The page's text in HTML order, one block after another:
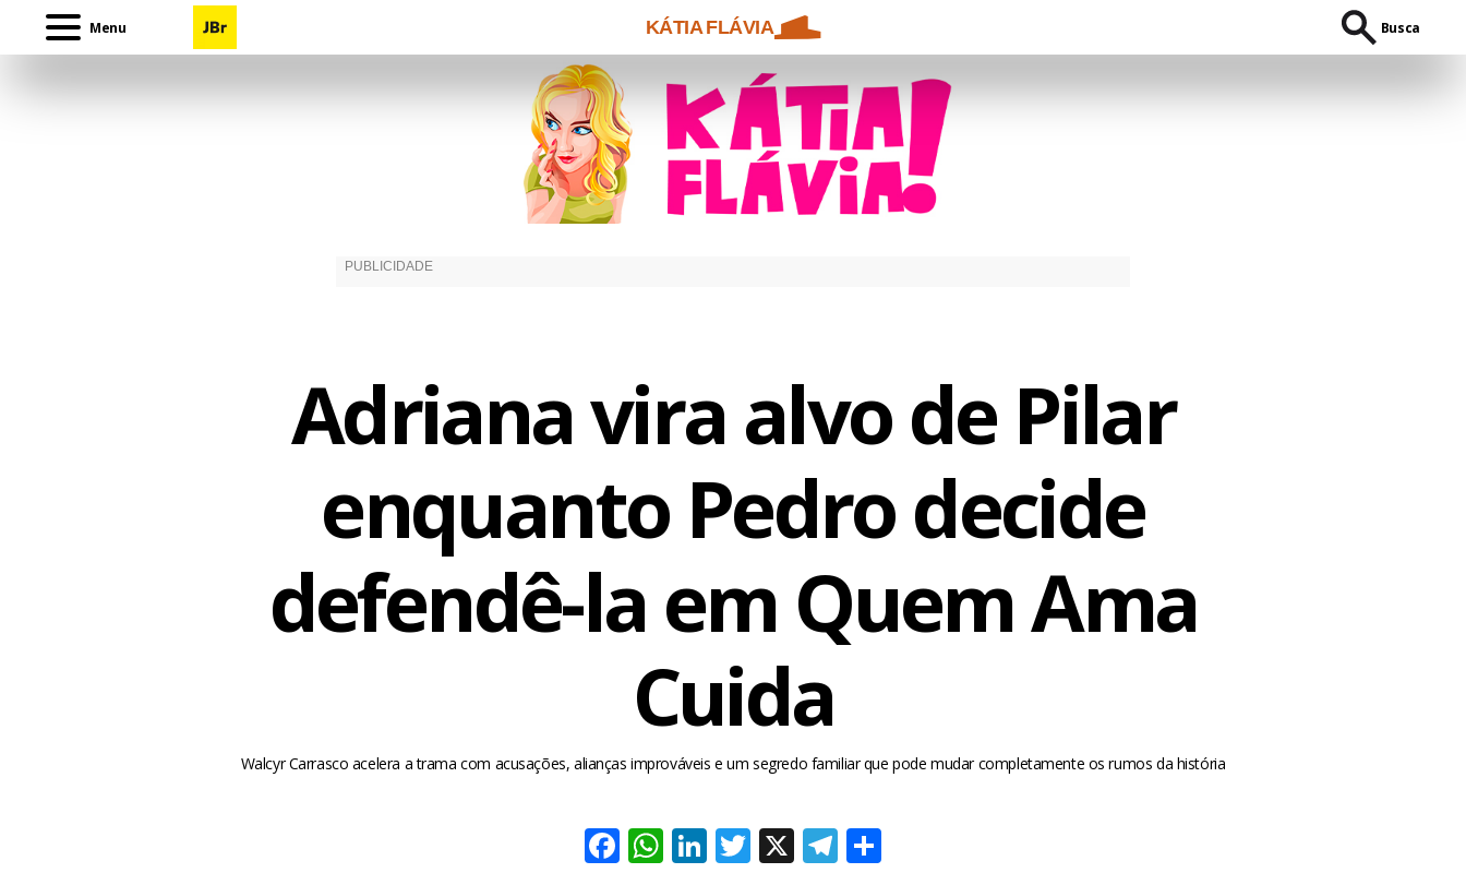
Menu KÁTIA FLÁVIA Busca
Adriana vira alvo de Pilar
enquanto Pedro decide
defendê-la em Quem Ama
Cuida
Walcyr Carrasco acelera a trama com acusações, alianças improváveis e um segredo familiar que pode mudar completamente os rumos da história
Facebook
WhatsApp
LinkedIn
Twitter
X Telegram